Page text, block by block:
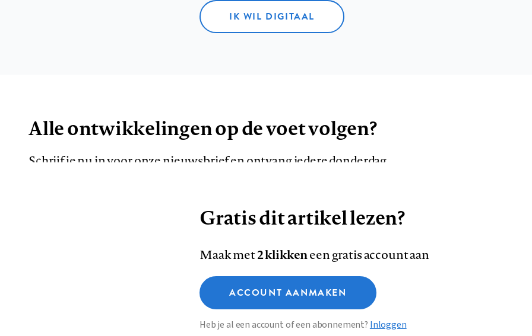
IK WIL DIGITAAL
Alle ontwikkelingen op de voet volgen?
Schrijf je nu in voor onze nieuwsbrief en ontvang iedere donderdag
AANMELDEN
Colofon Disclaimer Privacy About us
Gratis dit artikel lezen?
Maak met2 klikkeneen gratis account aan
ACCOUNT AANMAKEN
Heb je al een account of een abonnement? Inloggen
Deze site gebruikt cookies
Functionele cookies
Analytische cookies